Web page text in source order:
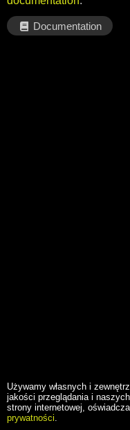
Documentation
Używamy własnych i
jakości przeglądania i
strony internetowej,
prywatności.